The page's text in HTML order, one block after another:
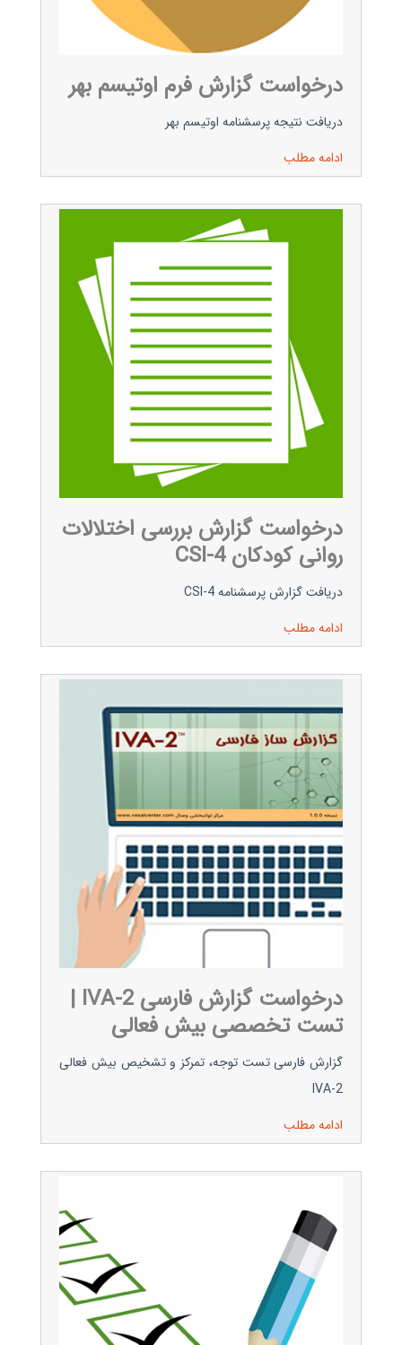
درخواست گزارش فرم اوتیسم بهر
دریافت نتیجه پرسشنامه اوتیسم بهر
ادامه مطلب
درخواست گزارش بررسی اختلالات
روانی کودکان CSI-4
دریافت گزارش پرسشنامه CSI-4
ادامه مطلب
درخواست گزارش فارسی IVA-2 |
تست تخصصی بیش فعالی
گزارش فارسی تست توجه، تمرکز و تشخیص بیش فعالی
IVA-2
ادامه مطلب